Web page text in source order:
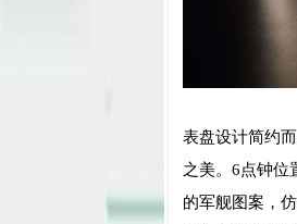
表盘设计简约
之美。6点钟位
的军舰图案，